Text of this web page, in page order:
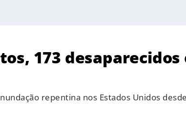
173 desaparecidos
repentina nos Estados Unidos